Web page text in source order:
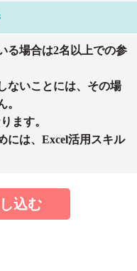
る場合は2名以上での参
ないことには、その場
。
ます。
には、Excel活用スキル
込む